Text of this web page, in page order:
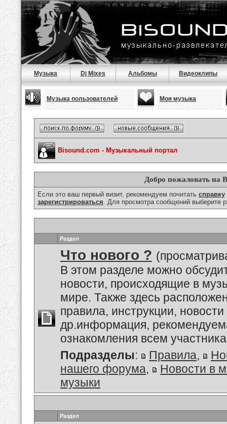
Музыка Dj Mixes Альбомы Видеоклипы
Музыка пользователей Моя музыка
Bisound.com - Музыкальный портал
Добро пожаловать на
Если это ваш первый визит, рекомендуем почитать справку
зарегистрироваться. Для просмотра сообщений выберите
Раздел
Что нового ?
В этом разделе можно
новости, происходящие в
мире. Также здесь
правила, инструкции,
др.информация,
ознакомления всем
Подразделы: Правила,
нашего форума,
Новости в
музыки
Раздел